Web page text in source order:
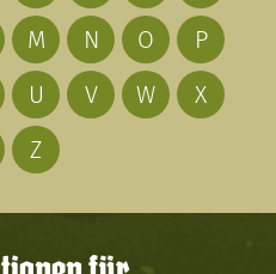
M N O
P
U V W
X
Z